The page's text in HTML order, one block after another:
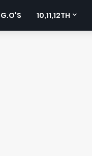
G.O'S 10,11,12TH